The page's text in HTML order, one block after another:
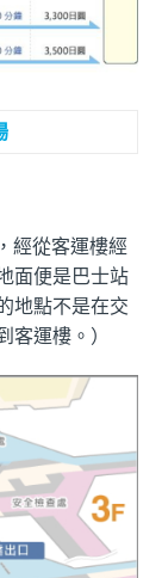
經從客運樓經
面便是巴士站
地點不是在交
運樓。）